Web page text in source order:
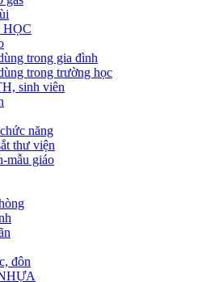
trong gia đình
trong trường học
sinh viên
năng
thư viện
mẫu giáo
đôn